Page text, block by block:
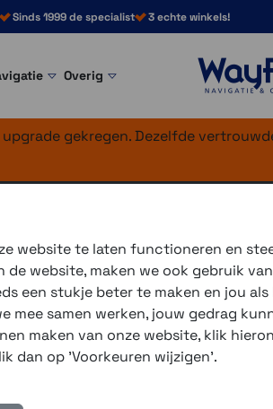
Sinds 1999 de specialist 3 echte winkels!
Overig
gekregen. Dezelfde
De Sena
andere
Sena en
website te laten functioneren en
website, maken we ook gebruik
een stukje beter te maken en jou
mee samen werken, jouw gedrag
maken van onze website, klik
dan op 'Voorkeuren wijzigen'.